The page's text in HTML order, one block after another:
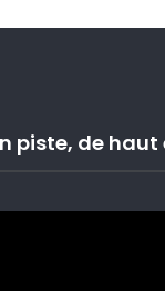
piste, de haut